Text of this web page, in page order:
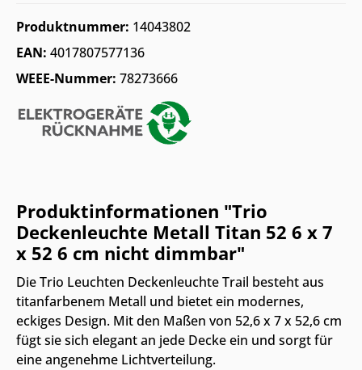
Produktnummer: 14043802
EAN: 4017807577136
WEEE-Nummer: 78273666
Produktinformationen "Trio
Deckenleuchte Metall Titan 52 6 x 7
x 52 6 cm nicht dimmbar"
Die Trio Leuchten Deckenleuchte Trail besteht aus
titanfarbenem Metall und bietet ein modernes,
eckiges Design. Mit den Maßen von 52,6 x 7 x 52,6 cm
fügt sie sich elegant an jede Decke ein und sorgt für
eine angenehme Lichtverteilung.